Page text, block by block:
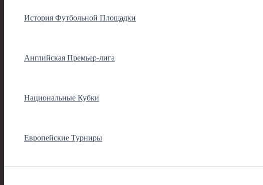
История Футбольной Площадки
Английская Премьер-лига
Национальные Кубки
Европейские Турниры